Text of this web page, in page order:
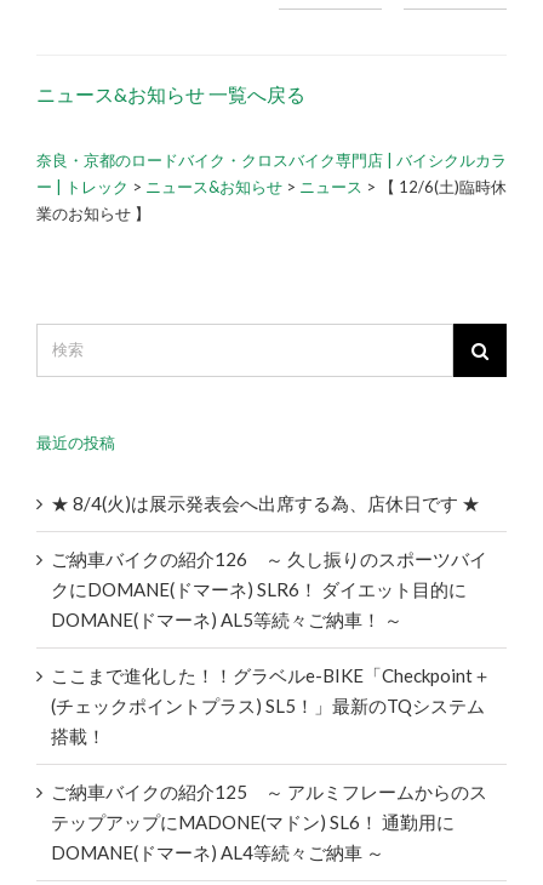
ニュース&お知らせ 一覧へ戻る
奈良・京都のロードバイク・クロスバイク専門店 | バイシクルカラ
ー | トレック > ニュース&お知らせ > ニュース >
【 12/6(土)臨時休
業のお知らせ 】
最近の投稿
★ 8/4(火)は展示発表会へ出席する為、店休日です ★
ご納車バイクの紹介126 ～ 久し振りのスポーツバイ
クにDOMANE(ドマーネ) SLR6！ ダイエット目的に
DOMANE(ドマーネ) AL5等続々ご納車！ ～
ここまで進化した！！グラベルe-BIKE「Checkpoint＋
(チェックポイントプラス) SL5！」最新のTQシステム
搭載！
ご納車バイクの紹介125 ～ アルミフレームからのス
テップアップにMADONE(マドン) SL6！ 通勤用に
DOMANE(ドマーネ) AL4等続々ご納車 ～